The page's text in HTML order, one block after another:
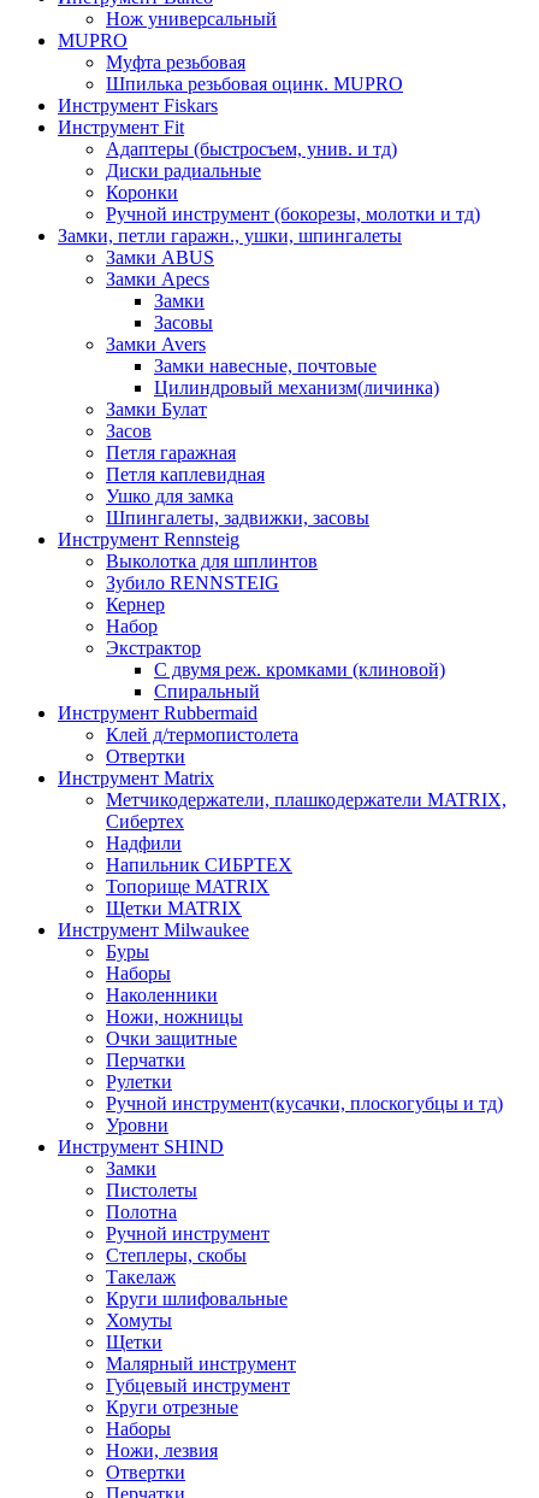
Нож универсальный
MUPRO
Муфта резьбовая
Шпилька резьбовая оцинк. MUPRO
Инструмент Fiskars
Инструмент Fit
Адаптеры (быстросъем, унив. и тд)
Диски радиальные
Коронки
Ручной инструмент (бокорезы, молотки и тд)
Замки, петли гаражн., ушки, шпингалеты
Замки ABUS
Замки Apecs
Замки
Засовы
Замки Avers
Замки навесные, почтовые
Цилиндровый механизм(личинка)
Замки Булат
Засов
Петля гаражная
Петля каплевидная
Ушко для замка
Шпингалеты, задвижки, засовы
Инструмент Rennsteig
Выколотка для шплинтов
Зубило RENNSTEIG
Кернер
Набор
Экстрактор
С двумя реж. кромками (клиновой)
Спиральный
Инструмент Rubbermaid
Клей д/термопистолета
Отвертки
Инструмент Matrix
Метчикодержатели, плашкодержатели MATRIX,
Сибертех
Надфили
Напильник СИБРТЕХ
Топорище MATRIX
Щетки MATRIX
Инструмент Milwaukee
Буры
Наборы
Наколенники
Ножи, ножницы
Очки защитные
Перчатки
Рулетки
Ручной инструмент(кусачки, плоскогубцы и тд)
Уровни
Инструмент SHIND
Замки
Пистолеты
Полотна
Ручной инструмент
Степлеры, скобы
Такелаж
Круги шлифовальные
Хомуты
Щетки
Малярный инструмент
Губцевый инструмент
Круги отрезные
Наборы
Ножи, лезвия
Отвертки
Перчатки